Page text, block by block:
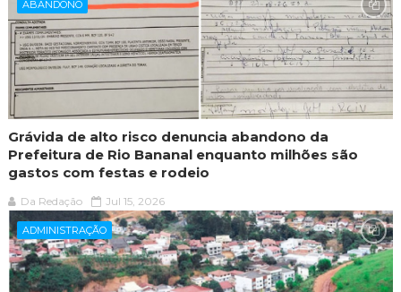
ABANDONO
Grávida de alto risco denuncia abandono da
Prefeitura de Rio Bananal enquanto milhões são
gastos com festas e rodeio
Da Redação Jul 15, 2026
ADMINISTRAÇÃO